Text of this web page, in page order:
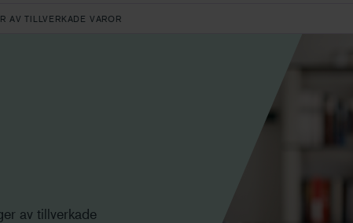
AV TILLVERKADE VAROR
av tillverkade